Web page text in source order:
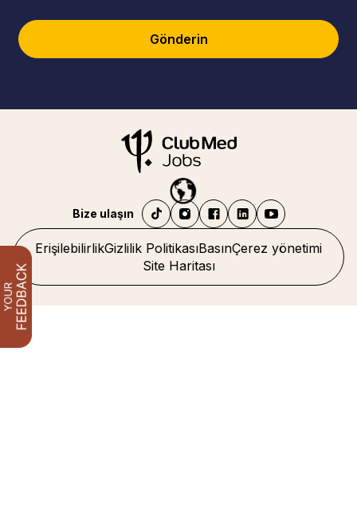
Gönderin
ErişilebilirlikGizlilik PolitikasıBasınÇerez yönetimi
Site Haritası
Bize ulaşın